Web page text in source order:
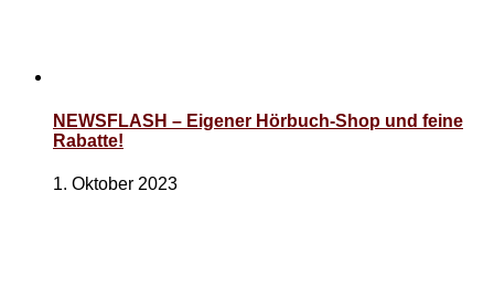
NEWSFLASH – Eigener Hörbuch-Shop und feine
Rabatte!
1. Oktober 2023